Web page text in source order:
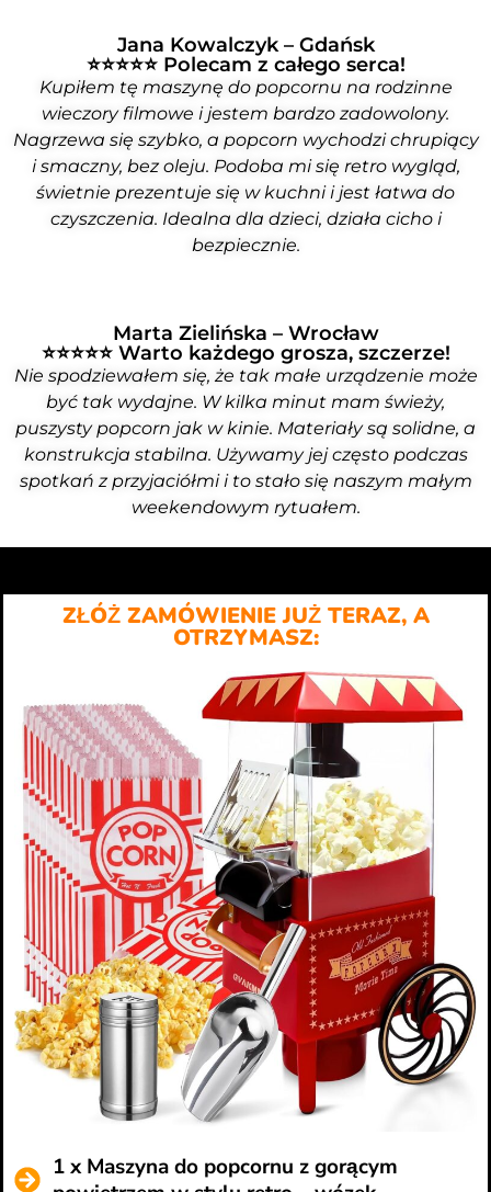
Jana Kowalczyk – Gdańsk
⭐⭐⭐⭐⭐ Polecam z całego serca!
Kupiłem tę maszynę do popcornu na rodzinne
wieczory filmowe i jestem bardzo zadowolony.
Nagrzewa się szybko, a popcorn wychodzi chrupiący
i smaczny, bez oleju. Podoba mi się retro wygląd,
świetnie prezentuje się w kuchni i jest łatwa do
czyszczenia. Idealna dla dzieci, działa cicho i
bezpiecznie.
Marta Zielińska – Wrocław
⭐⭐⭐⭐⭐ Warto każdego grosza, szczerze!
Nie spodziewałem się, że tak małe urządzenie może
być tak wydajne. W kilka minut mam świeży,
puszysty popcorn jak w kinie. Materiały są solidne, a
konstrukcja stabilna. Używamy jej często podczas
spotkań z przyjaciółmi i to stało się naszym małym
weekendowym rytuałem.
ZŁÓŻ ZAMÓWIENIE JUŻ TERAZ, A
OTRZYMASZ:
1 x Maszyna do popcornu z gorącym